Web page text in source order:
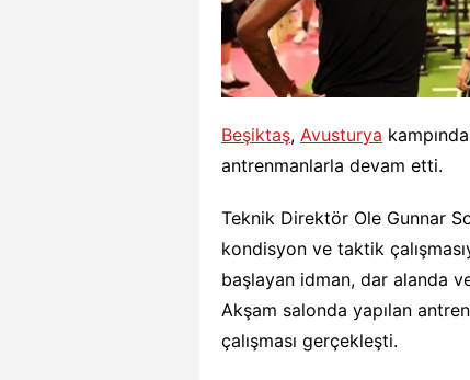
Beşiktaş, Avusturya
antrenmanlarla devam etti.
Teknik Direktör Ole Gunnar
kondisyon ve taktik
başlayan idman, dar alanda
Akşam salonda yapılan
çalışması gerçekleşti.